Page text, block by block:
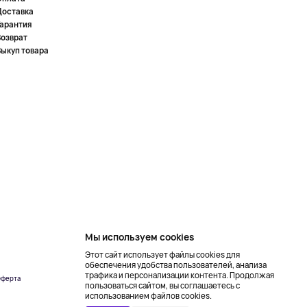
товара
Создание сайта –
NetLab
Мы используем cookies
Этот сайт использует файлы cookies для
обеспечения удобства пользователей, анализа
трафика и персонализации контента. Продолжая
пользоваться сайтом, вы соглашаетесь с
использованием файлов cookies.